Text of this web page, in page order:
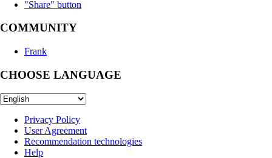
"Share" button
COMMUNITY
Frank
CHOOSE LANGUAGE
Privacy Policy
User Agreement
Recommendation technologies
Help